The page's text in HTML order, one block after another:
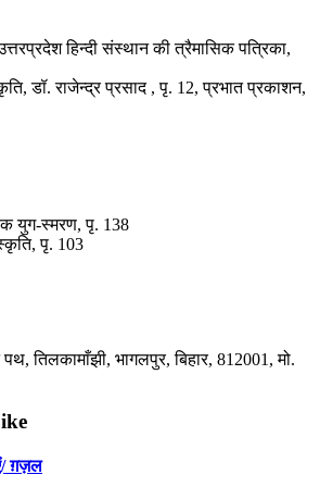
हिन्दी संस्थान की त्रैमासिक पत्रिका,
डॉ. राजेन्द्र प्रसाद , पृ. 12, प्रभात प्रकाशन,
युग-स्मरण, पृ. 138
पृ. 103
तिलकामाँझी, भागलपुर, बिहार, 812001, मो.
ग़ज़ल